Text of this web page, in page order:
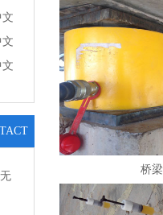
文
桥